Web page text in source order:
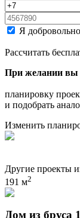
Я
Рассчитать
При желании вы
планировку
и подобрать
Изменить
Другие проекты
191 м2
Дом из бруса